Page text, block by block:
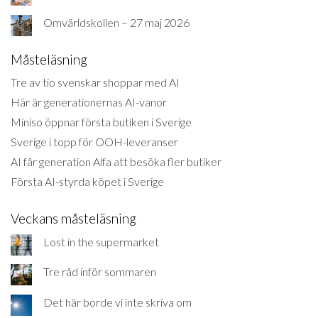
Omvärldskollen – 27 maj 2026
Måsteläsning
Tre av tio svenskar shoppar med AI
Här är generationernas AI-vanor
Miniso öppnar första butiken i Sverige
Sverige i topp för OOH-leveranser
AI får generation Alfa att besöka fler butiker
Första AI-styrda köpet i Sverige
Veckans måsteläsning
Lost in the supermarket
Tre råd inför sommaren
Det här borde vi inte skriva om